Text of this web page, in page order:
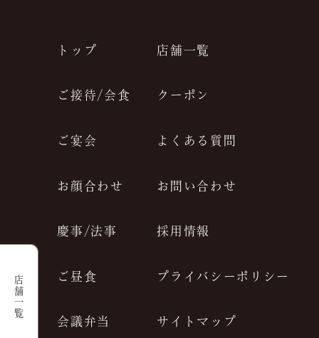
店舗一覧
トップ
ご接待/会食
ご宴会
お顔合わせ
慶事/法事
ご昼食
会議弁当
店舗一覧
クーポン
よくある質問
お問い合わせ
採用情報
プライバシーポリシー
サイトマップ